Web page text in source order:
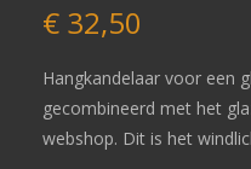
€32,50
Hangkandelaar voor een
gecombineerd met het
webshop. Dit is het